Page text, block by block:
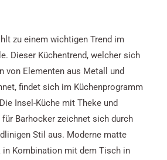
zu einem wichtigen Trend im
Dieser Küchentrend, welcher sich
von Elementen aus Metall und
findet sich im Küchenprogramm
Insel-Küche mit Theke und
Barhocker zeichnet sich durch
Stil aus. Moderne matte
in Kombination mit dem Tisch in